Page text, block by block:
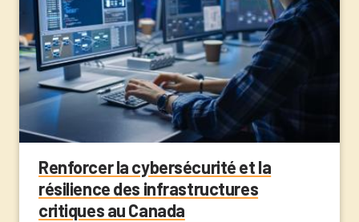
Renforcer la cybersécurité et la
résilience des infrastructures
critiques au Canada